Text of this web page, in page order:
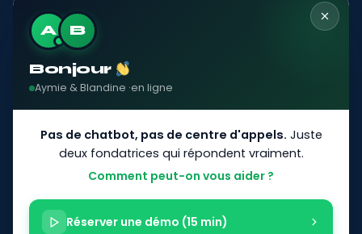
A B
Bonjour
Aymie & Blandine ·en ligne
Pas de chatbot, pas de centre d'appels. Juste
deux fondatrices qui répondent vraiment.
Comment peut-on vous aider ?
Réserver une démo (15 min)
Guide conformité CNAPS sécurité privée
Conformité CNAPS
FAQ logiciel sécurité privée
07 80 94 15 03
Lun. à sam., 9h à 18h
Contacter MC TRACKER
Réserver une démonstration